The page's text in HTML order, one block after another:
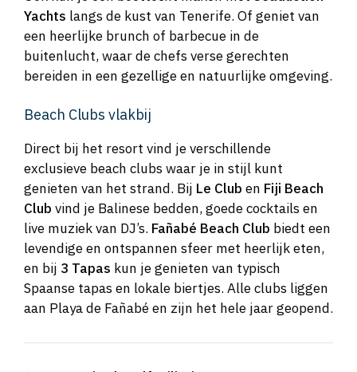
Yachts langs de kust van Tenerife. Of geniet van
een heerlijke brunch of barbecue in de
buitenlucht, waar de chefs verse gerechten
bereiden in een gezellige en natuurlijke omgeving.
Beach Clubs vlakbij
Direct bij het resort vind je verschillende
exclusieve beach clubs waar je in stijl kunt
genieten van het strand. Bij Le Club en Fiji Beach
Club vind je Balinese bedden, goede cocktails en
live muziek van DJ’s. Fañabé Beach Club biedt een
levendige en ontspannen sfeer met heerlijk eten,
en bij 3 Tapas kun je genieten van typisch
Spaanse tapas en lokale biertjes. Alle clubs liggen
aan Playa de Fañabé en zijn het hele jaar geopend.